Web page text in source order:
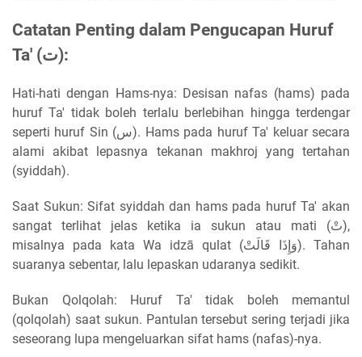
Catatan Penting dalam Pengucapan Huruf
Ta' (ت):
Hati-hati dengan Hams-nya: Desisan nafas (hams) pada
huruf Ta' tidak boleh terlalu berlebihan hingga terdengar
seperti huruf Sin (س). Hams pada huruf Ta' keluar secara
alami akibat lepasnya tekanan makhroj yang tertahan
(syiddah).
Saat Sukun: Sifat syiddah dan hams pada huruf Ta' akan
sangat terlihat jelas ketika ia sukun atau mati (تْ),
misalnya pada kata Wa idzā qulat (وَإِذَا قَالَتْ). Tahan
suaranya sebentar, lalu lepaskan udaranya sedikit.
Bukan Qolqolah: Huruf Ta' tidak boleh memantul
(qolqolah) saat sukun. Pantulan tersebut sering terjadi jika
seseorang lupa mengeluarkan sifat hams (nafas)-nya.